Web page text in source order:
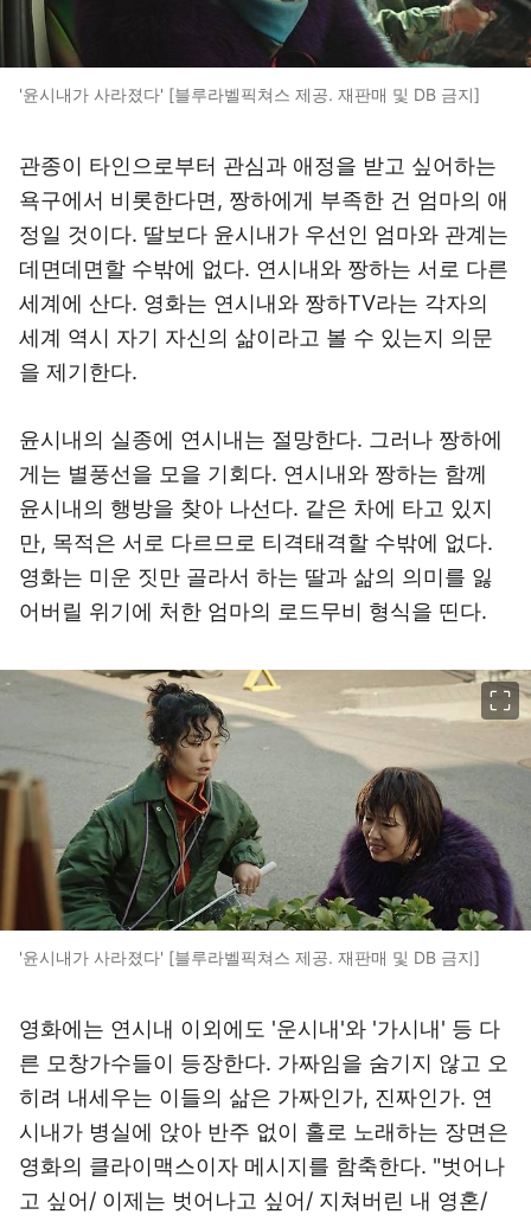
'윤시내가 사라졌다' [블루라벨픽쳐스 제공. 재판매 및 DB 금지]
관종이 타인으로부터 관심과 애정을 받고 싶어하는
욕구에서 비롯한다면, 짱하에게 부족한 건 엄마의 애
정일 것이다. 딸보다 윤시내가 우선인 엄마와 관계는
데면데면할 수밖에 없다. 연시내와 짱하는 서로 다른
세계에 산다. 영화는 연시내와 짱하TV라는 각자의
세계 역시 자기 자신의 삶이라고 볼 수 있는지 의문
을 제기한다.
윤시내의 실종에 연시내는 절망한다. 그러나 짱하에
게는 별풍선을 모을 기회다. 연시내와 짱하는 함께
윤시내의 행방을 찾아 나선다. 같은 차에 타고 있지
만, 목적은 서로 다르므로 티격태격할 수밖에 없다.
영화는 미운 짓만 골라서 하는 딸과 삶의 의미를 잃
어버릴 위기에 처한 엄마의 로드무비 형식을 띤다.
'윤시내가 사라졌다' [블루라벨픽쳐스 제공. 재판매 및 DB 금지]
영화에는 연시내 이외에도 '운시내'와 '가시내' 등 다
른 모창가수들이 등장한다. 가짜임을 숨기지 않고 오
히려 내세우는 이들의 삶은 가짜인가, 진짜인가. 연
시내가 병실에 앉아 반주 없이 홀로 노래하는 장면은
영화의 클라이맥스이자 메시지를 함축한다. "벗어나
고 싶어/ 이제는 벗어나고 싶어/ 지쳐버린 내 영혼/